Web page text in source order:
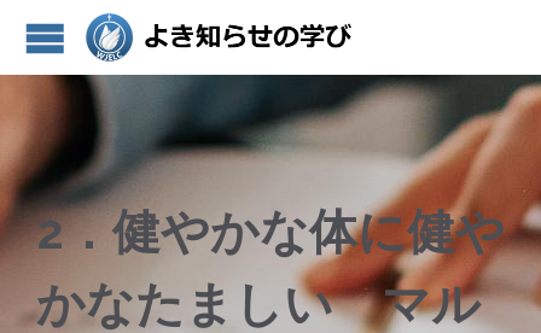
2．健やかな体に健や
かなたましい マル